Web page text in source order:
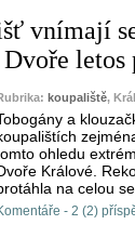
vnímají
koupaliště,
a
ohledu
Králové.
na celou
- 2 (2)